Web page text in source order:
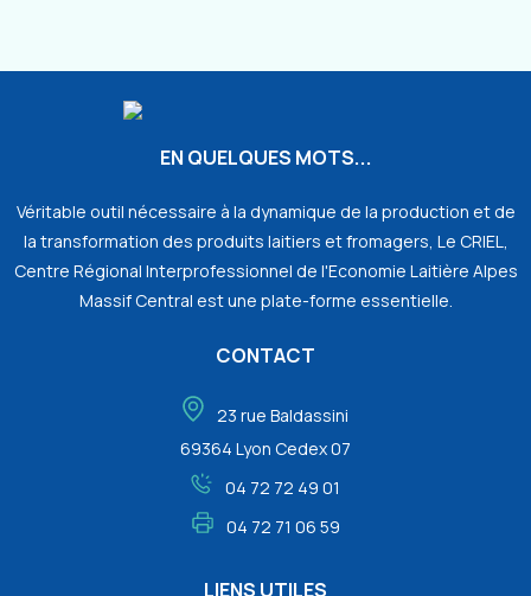
EN QUELQUES MOTS...
Véritable outil nécessaire à la dynamique de la production et de
la transformation des produits laitiers et fromagers, Le CRIEL,
Centre Régional Interprofessionnel de l'Economie Laitière Alpes
Massif Central est une plate-forme essentielle.
CONTACT
23 rue Baldassini
69364 Lyon Cedex 07
04 72 72 49 01
04 72 71 06 59
LIENS UTILES